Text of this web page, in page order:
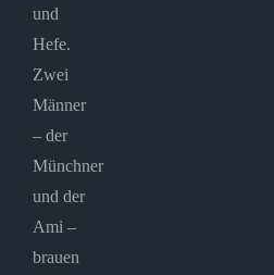
und
Hefe.
Zwei
Männer
– der
Münchner
und der
Ami –
brauen